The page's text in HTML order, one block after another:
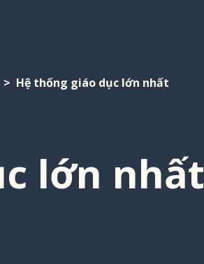
Hệ thống giáo dục lớn nhất
lớn nhất